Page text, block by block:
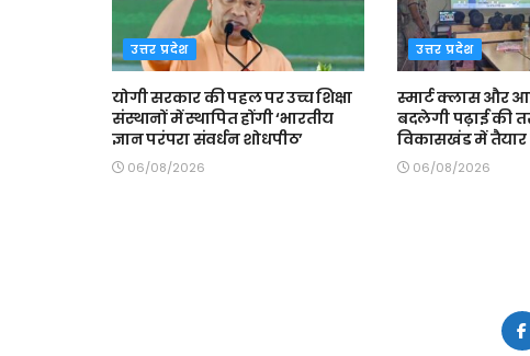
उत्तर प्रदेश
योगी सरकार की पहल पर उच्च शिक्षा
संस्थानों में स्थापित होंगी ‘भारतीय
ज्ञान परंपरा संवर्धन शोधपीठ’
06/08/2026
उत्तर प्रदेश
स्मार्ट क्लास और
बदलेगी पढ़ाई की
विकासखंड में तैयार
06/08/2026